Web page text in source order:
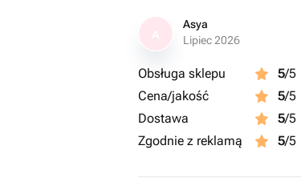
Asya
Lipiec 2026
Obsługa sklepu 5/5
Cena/jakość
5/5
Dostawa
5/5
Zgodnie z reklamą
5/5